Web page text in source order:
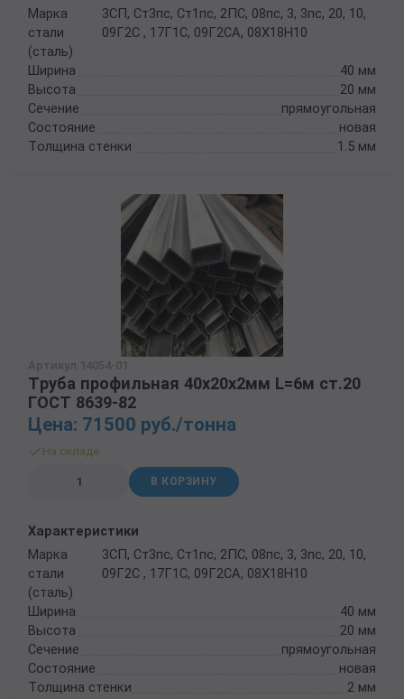
Марка
стали
(сталь)
3СП, Ст3пс, Ст1пс, 2ПС, 08пс, 3, 3пс, 20, 10,
09Г2С , 17Г1С, 09Г2СА, 08Х18Н10
Ширина
40 мм
Высота
20 мм
Сечение
прямоугольная
Состояние
новая
Толщина стенки
1.5 мм
Артикул 14054-01
Труба профильная 40х20х2мм L=6м ст.20
ГОСТ 8639-82
Цена: 71500 руб./тонна
На складе
В КОРЗИНУ
Характеристики
Марка
стали
(сталь)
3СП, Ст3пс, Ст1пс, 2ПС, 08пс, 3, 3пс, 20, 10,
09Г2С , 17Г1С, 09Г2СА, 08Х18Н10
Ширина
40 мм
Высота
20 мм
Сечение
прямоугольная
Состояние
новая
Толщина стенки
2 мм